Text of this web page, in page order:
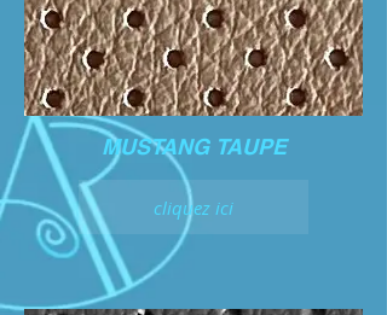
MUSTANG TAUPE
cliquez ici